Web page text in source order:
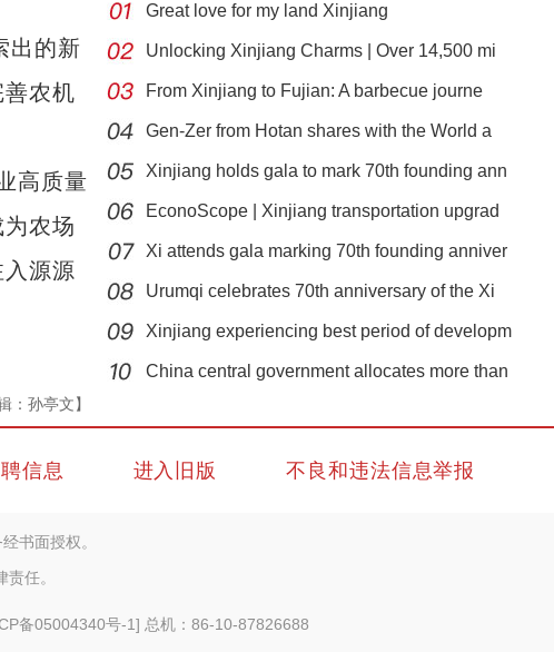
出的新
农机
高质量
农场
源源
：孙亭文】
新疆：手风琴声里的爱国情
Great love for my land Xinjiang
Unlocking Xinjiang Charms | Over 14,500 mi
From Xinjiang to Fujian: A barbecue journe
Gen-Zer from Hotan shares with the World a
Xinjiang holds gala to mark 70th founding ann
EconoScope | Xinjiang transportation upgrad
Xi attends gala marking 70th founding anniver
Urumqi celebrates 70th anniversary of the Xi
Xinjiang experiencing best period of developm
China central government allocates more than
信息 进入旧版 不良和违法信息举报
书面授权。
任。
备05004340号-1] 总机：86-10-87826688